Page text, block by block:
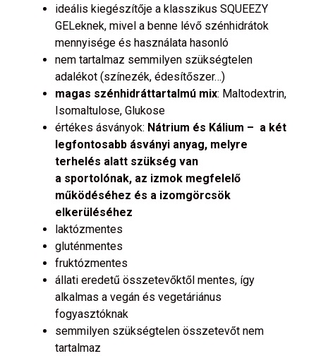
ideális kiegészítője a klasszikus SQUEEZY
GELeknek, mivel a benne lévő szénhidrátok
mennyisége és használata hasonló
nem tartalmaz semmilyen szükségtelen
adalékot (színezék, édesítőszer…)
magas szénhidráttartalmú mix: Maltodextrin,
Isomaltulose, Glukose
értékes ásványok: Nátrium és Kálium – a két
legfontosabb ásványi anyag, melyre
terhelés alatt szükség van
a sportolónak, az izmok megfelelő
működéséhez és a izomgörcsök
elkerüléséhez
laktózmentes
gluténmentes
fruktózmentes
állati eredetű összetevőktől mentes, így
alkalmas a vegán és vegetáriánus
fogyasztóknak
semmilyen szükségtelen összetevőt nem
tartalmaz